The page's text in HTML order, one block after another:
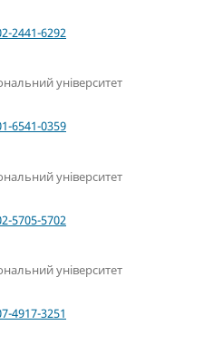
2441-6292
університет
6541-0359
університет
5705-5702
університет
4917-3251